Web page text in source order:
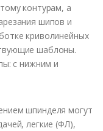
контурам, а
шипов и
криволинейных
шаблоны.
с нижним и
шпинделя могут
легкие (ФЛ),